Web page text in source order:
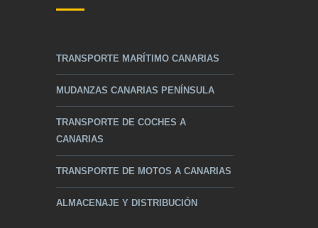
TRANSPORTE MARÍTIMO CANARIAS
MUDANZAS CANARIAS PENÍNSULA
TRANSPORTE DE COCHES A
CANARIAS
TRANSPORTE DE MOTOS A CANARIAS
ALMACENAJE Y DISTRIBUCIÓN